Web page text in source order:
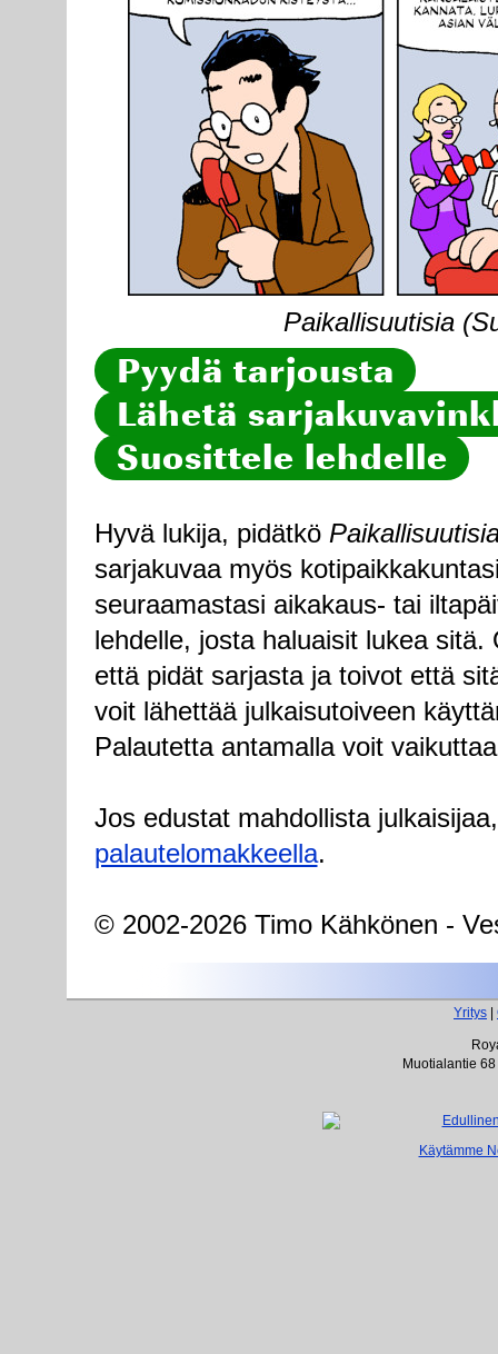
Paikallisuutisia
Pyydä tarjousta
Lähetä
Suosittele lehdelle
Hyvä lukija, pidätkö
sarjakuvaa myös
seuraamastasi aikakaus- tai
lehdelle, josta haluaisit lukea
että pidät sarjasta ja toivot että
voit lähettää julkaisutoiveen
Palautetta antamalla voit
Jos edustat mahdollista
palautelomakkeella.
© 2002-2026 Timo Kähkönen -
Yritys
Muotialantie
Käytämme